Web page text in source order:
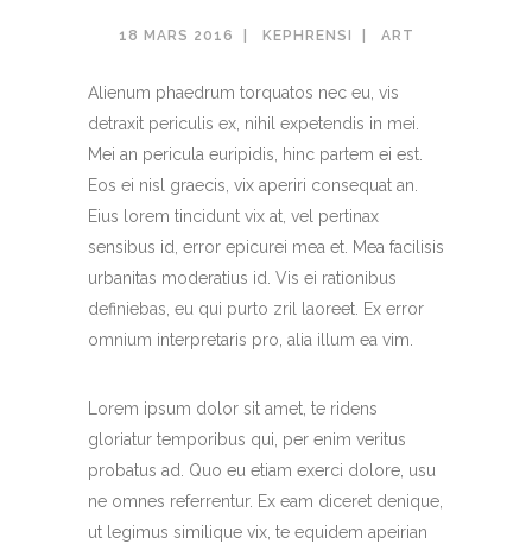
18 MARS 2016 KEPHRENSI ART
Alienum phaedrum torquatos nec eu, vis
detraxit periculis ex, nihil expetendis in mei.
Mei an pericula euripidis, hinc partem ei est.
Eos ei nisl graecis, vix aperiri consequat an.
Eius lorem tincidunt vix at, vel pertinax
sensibus id, error epicurei mea et. Mea facilisis
urbanitas moderatius id. Vis ei rationibus
definiebas, eu qui purto zril laoreet. Ex error
omnium interpretaris pro, alia illum ea vim.
Lorem ipsum dolor sit amet, te ridens
gloriatur temporibus qui, per enim veritus
probatus ad. Quo eu etiam exerci dolore, usu
ne omnes referrentur. Ex eam diceret denique,
ut legimus similique vix, te equidem apeirian